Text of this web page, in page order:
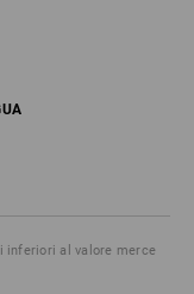
inferiori al valore merce